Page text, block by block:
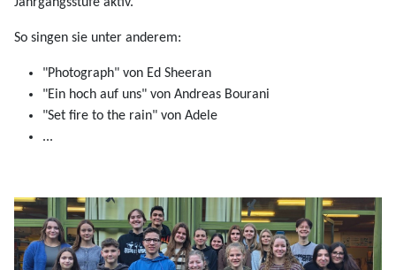
So singen sie unter anderem:
"Photograph" von Ed Sheeran
"Ein hoch auf uns" von Andreas Bourani
"Set fire to the rain" von Adele
...